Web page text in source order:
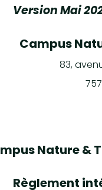
Version Mai
Campus
83,
Nature &
Règlement